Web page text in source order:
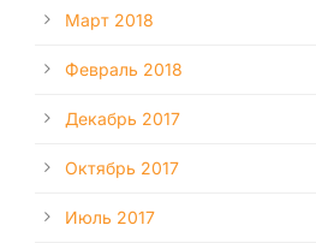
Март 2018
Февраль 2018
Декабрь 2017
Октябрь 2017
Июль 2017